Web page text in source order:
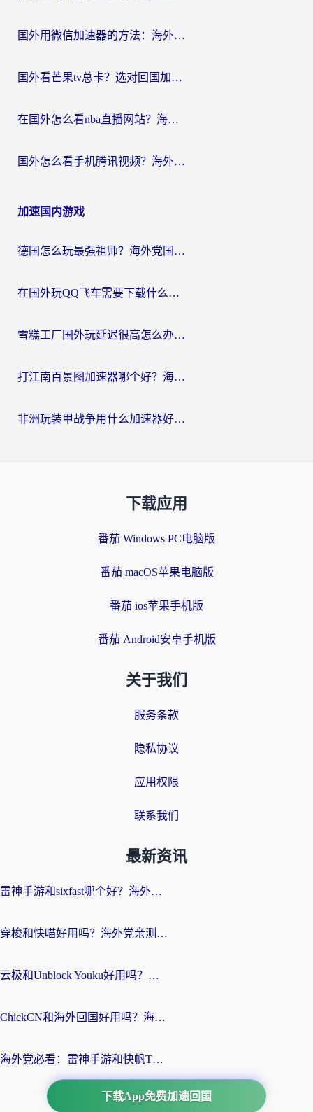
国外用微信加速器的方法：海外党无缝连接国内生活的实用指南
国外看芒果tv总卡？选对回国加速器，轻松追《浪姐》不费劲
在国外怎么看nba直播网站？海外党专属体育观赛指南，告别地区限制！
国外怎么看手机腾讯视频？海外党亲测有效的追剧加速器选择指南
加速国内游戏
德国怎么玩最强祖师？海外党国服游戏加速器选择全攻略（附宝可梦Online实测）
在国外玩QQ飞车需要下载什么加速器呢？海外党亲测有效的国服游戏加速指南
雪糕工厂国外玩延迟很高怎么办？海外玩家国服游戏加速终极攻略（附实测推荐）
打江南百景图加速器哪个好？海外党踩坑N次后，终于找到不卡的秘诀
非洲玩装甲战争用什么加速器好？海外党亲测有效的国服游戏加速方案
下载应用
番茄 Windows PC电脑版
番茄 macOS苹果电脑版
番茄 ios苹果手机版
番茄 Android安卓手机版
关于我们
服务条款
隐私协议
应用权限
联系我们
最新资讯
雷神手游和sixfast哪个好？海外党亲测3款回国加速器，教你选对不踩坑
穿梭和快喵好用吗？海外党亲测：小众加速器对比+番茄加速器深度体验
云极和Unblock Youku好用吗？海外党亲测+2026回国加速器避坑指南
ChickCN和海外回国好用吗？海外党2026亲测：从手游到影音，选对加速器的3个关键
海外党必看：雷神手游和快帆TV版好用吗？3步选对回国加速器不踩坑
下载App免费加速回国